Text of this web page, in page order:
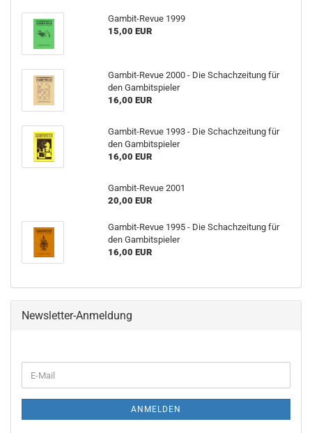
Gambit-Revue 1999
15,00 EUR
Gambit-Revue 2000 - Die Schachzeitung für
den Gambitspieler
16,00 EUR
Gambit-Revue 1993 - Die Schachzeitung für
den Gambitspieler
16,00 EUR
Gambit-Revue 2001
20,00 EUR
Gambit-Revue 1995 - Die Schachzeitung für
den Gambitspieler
16,00 EUR
Newsletter-Anmeldung
ZUR
E-
Mail
ANMELDEN